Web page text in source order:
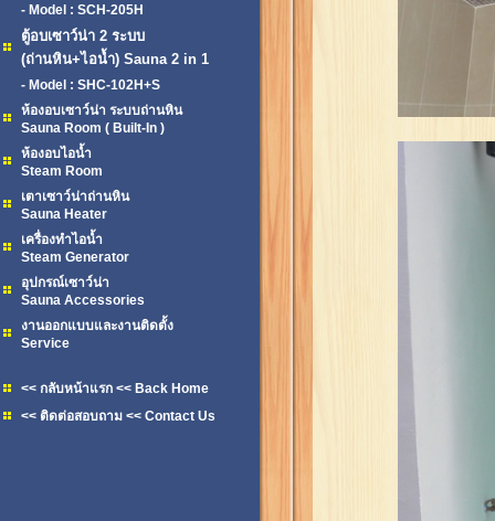
- Model : SCH-205H
ตู้อบเซาว์น่า 2 ระบบ
(ถ่านหิน+ไอน้ำ) Sauna 2 in 1
- Model : SHC-102H+S
ห้องอบเซาว์น่า ระบบถ่านหิน
Sauna Room ( Built-In )
ห้องอบไอน้ำ
Steam Room
เตาเซาว์น่าถ่านหิน
Sauna Heater
เครื่องทำไอน้ำ
Steam Generator
อุปกรณ์เซาว์น่า
Sauna Accessories
งานออกแบบและงานติดตั้ง
Service
<< กลับหน้าแรก << Back Home
<< ติดต่อสอบถาม << Contact Us